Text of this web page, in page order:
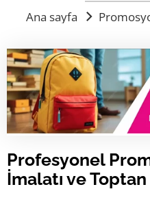
Laptop ve Evrak Çantası
Sempozyum Çantaları
Yeni Model Çantalar
Kanvas Çanta
Ham Bez Çanta
Plaj Çantası
Kaliteli Çanta Üretimi
Promosyon Sırt Çantası
İstanbul Çanta İmalatı
Çanta İmalatı
İletişim
Ana sayfa
Profesyonel
İmalatı ve